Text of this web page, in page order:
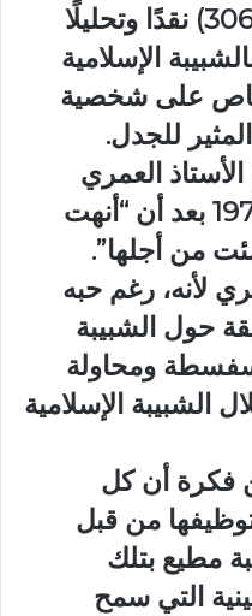
تناولت سطور الصفحة (306) نقدًا وتحليلًا
الإسلامية
على شخصية
للجدل.
العمري
للشبيبة الإسلامية عام 1979 بعد أن “أنهت
من أجلها”.
لأنه، رغم حبه
حول الشبيبة
ومحاولة
الشبيبة الإسلامية
فكرة أن كل
من قبل
مطيع بتلك
التي سمح